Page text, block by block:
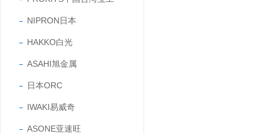
NIPRON日本
HAKKO白光
ASAHI旭金属
日本ORC
IWAKI易威奇
ASONE亚速旺